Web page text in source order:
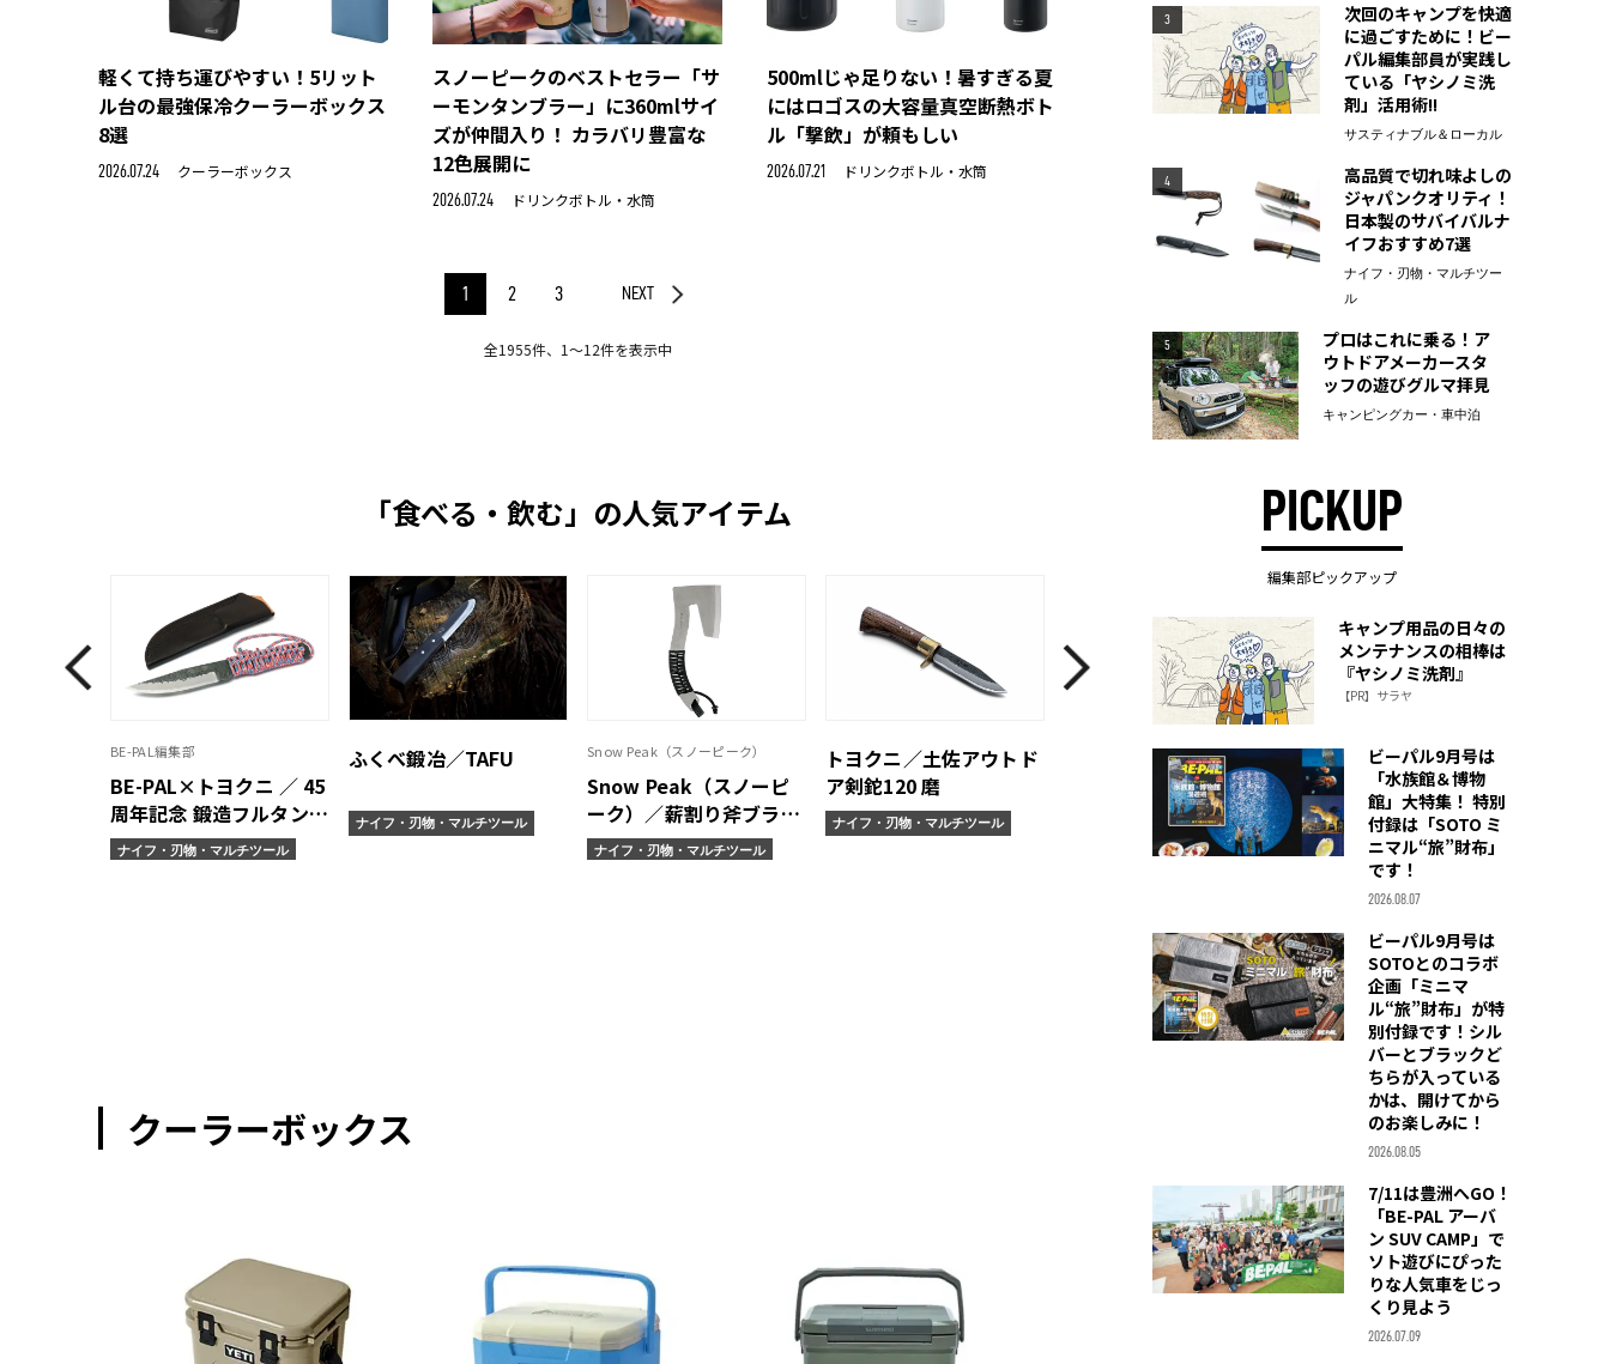
軽くて持ち運びやすい！5リット
ル台の最強保冷クーラーボックス
8選
2026.07.24 クーラーボックス
スノーピークのベストセラー「サ
ーモンタンブラー」に360mlサイ
ズが仲間入り！ カラバリ豊富な
12色展開に
2026.07.24 ドリンクボトル・水筒
500mlじゃ足りない！暑すぎる夏
にはロゴスの大容量真空断熱ボト
ル「撃飲」が頼もしい
2026.07.21 ドリンクボトル・水筒
1 2 3 NEXT
全1955件、1〜12件を表示中
「食べる・飲む」の人気アイテム
BE-PAL編集部
BE-PAL×トヨクニ ／ 45
周年記念 鍛造フルタング
アウトドアナイフ「独
遊」
ナイフ・刃物・マルチツール
ふくべ鍛冶／TAFU
ナイフ・刃物・マルチツール
Snow Peak（スノーピーク）
Snow Peak（スノーピ
ーク）／薪割り斧ブラッ
ク
ナイフ・刃物・マルチツール
トヨクニ／土佐アウトド
ア剣鉈120 磨
ナイフ・刃物・マルチツール
クーラーボックス
3
次回のキャンプを快適
に過ごすために！ビー
パル編集部員が実践し
ている「ヤシノミ洗
剤」活用術!!
サスティナブル＆ローカル
4
高品質で切れ味よしの
ジャパンクオリティ！
日本製のサバイバルナ
イフおすすめ7選
ナイフ・刃物・マルチツー
ル
5
プロはこれに乗る！ア
ウトドアメーカースタ
ッフの遊びグルマ拝見
キャンピングカー・車中泊
PICKUP
編集部ピックアップ
キャンプ用品の日々の
メンテナンスの相棒は
『ヤシノミ洗剤』
【PR】サラヤ
ビーパル9月号は
「水族館＆博物
館」大特集！ 特別
付録は「SOTO ミ
ニマル“旅”財布」
です！
2026.08.07
ビーパル9月号は
SOTOとのコラボ
企画「ミニマ
ル“旅”財布」が特
別付録です！シル
バーとブラックど
ちらが入っている
かは、開けてから
のお楽しみに！
2026.08.05
7/11は豊洲へGO！
「BE-PAL アーバ
ン SUV CAMP」で
ソト遊びにぴった
りな人気車をじっ
くり見よう
2026.07.09